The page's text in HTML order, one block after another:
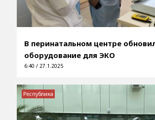
В перинатальном центре
оборудование для ЭКО
6:40 / 27.1.2025
Республика